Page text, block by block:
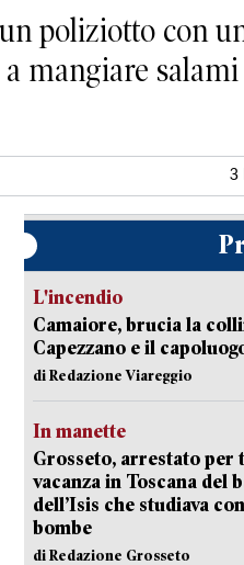
poliziotto con
mangiare salami
3
L'incendio
Camaiore, brucia la
Capezzano e il
di Redazione Viareggio
In manette
Grosseto, arrestato per
vacanza in Toscana del
dell’Isis che studiava
bombe
di Redazione Grosseto